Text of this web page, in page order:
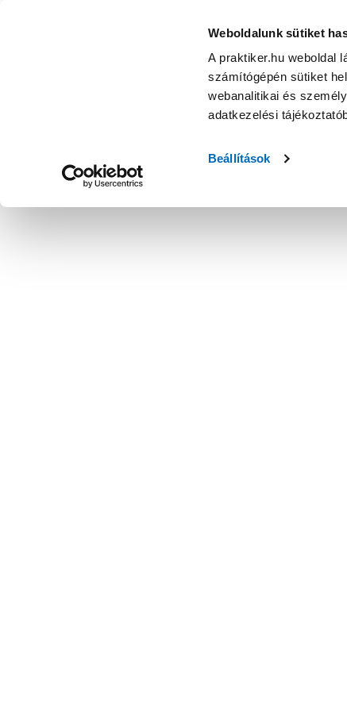
Weboldalunk sütiket
A praktiker.hu weboldal
számítógépén sütiket
webanalitikai és
adatkezelési
Beállítások